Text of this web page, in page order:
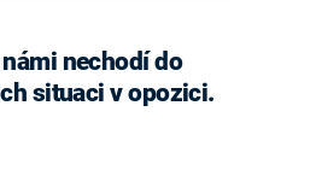
nechodí do
situaci v opozici.